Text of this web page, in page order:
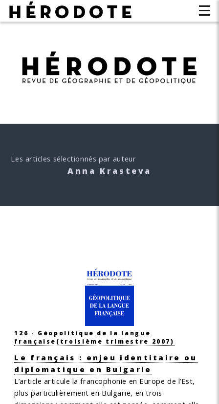
Les articles sélectionnés par auteur
Anna Krasteva
126 - Géopolitique de la langue
française (troisième trimestre 2007)
Le français : enjeu identitaire ou
diplomatique en Bulgarie
L’article articule la francophonie en Europe de l’Est,
plus particulièrement en Bulgarie, en trois